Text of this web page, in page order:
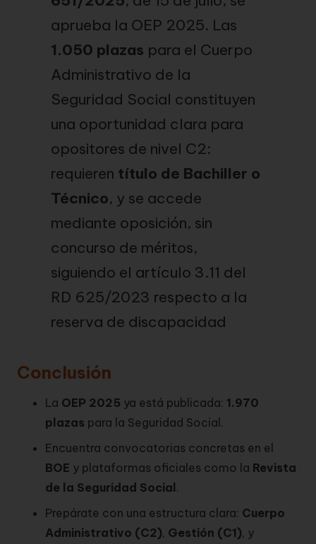
aprueba la OEP 2025. Las
1.050 plazas para el Cuerpo
Administrativo de la
Seguridad Social constituyen
una oportunidad clara para
opositores de nivel C2:
requieren título de Bachiller o
Técnico, y se accede
mediante oposición, sin
concurso de méritos,
siguiendo el artículo 3.11 del
RD 625/2023 respecto a la
reserva de discapacidad
Conclusión
La OEP 2025 ya está publicada: 1.970
plazas para la Seguridad Social.
Encuentra convocatorias concretas en el
BOE y plataformas oficiales como la Revista
de la Seguridad Social.
Prepárate con una estructura clara: Cuerpo
Administrativo (C2), Gestión (C1), y